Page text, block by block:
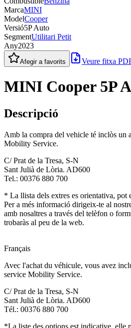
MarcaMINI
ModelCooper
Versió5P Auto
SegmentUtilitari Petit
Any2023
Afegir a favorits Veure fitxa
MINI Cooper 5P
Descripció
Amb la compra del vehicle té inclòs un
Mobility Service.
C/ Prat de la Tresa, S-N
Sant Julià de Lòria. AD600
Tel.: 00376 880 700
* La llista dels extres es orientativa, pot
Per a més informació dirigeix-te al
amb nosaltres a través del telèfon o
trobaràs al peu de la web.
Français
Avec l'achat du véhicule, vous avez
service Mobility Service.
C/ Prat de la Tresa, S-N
Sant Julià de Lòria. AD600
Tél.: 00376 880 700
*La liste des options est indicative, elle